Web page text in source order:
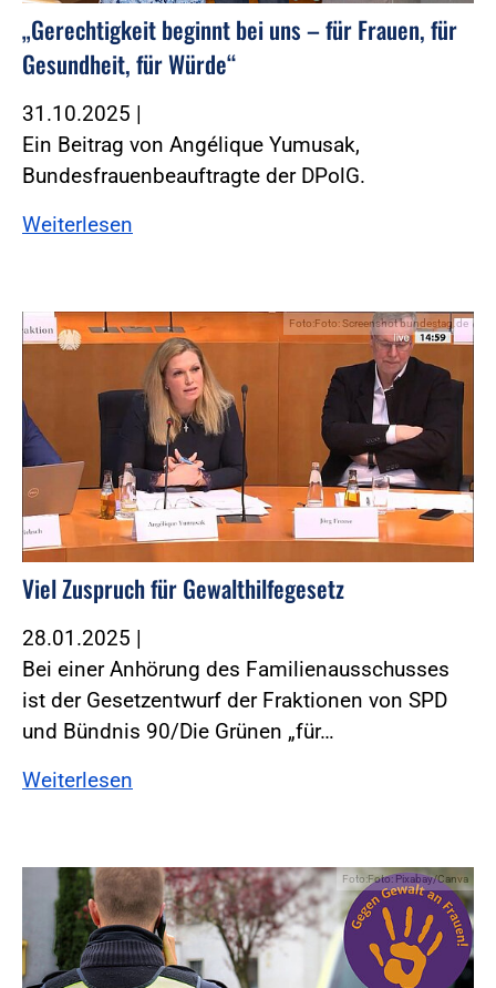
„Gerechtigkeit beginnt bei uns – für Frauen, für
Gesundheit, für Würde“
31.10.2025 |
Ein Beitrag von Angélique Yumusak,
Bundesfrauenbeauftragte der DPolG.
Weiterlesen
Foto:Foto: Screenshot bundestag.de
Viel Zuspruch für Gewalthilfegesetz
28.01.2025 |
Bei einer Anhörung des Familienausschusses
ist der Gesetzentwurf der Fraktionen von SPD
und Bündnis 90/Die Grünen „für…
Weiterlesen
Foto:Foto: Pixabay/Canva